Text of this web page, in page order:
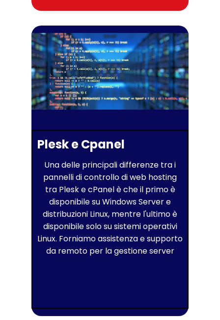
Plesk e Cpanel
Una delle principali differenze tra i
pannelli di controllo di web hosting
tra Plesk e cPanel è che il primo è
disponibile su Windows Server e
distribuzioni Linux, mentre l'ultimo è
disponibile solo su sistemi operativi
Linux. Forniamo assistenza e supporto
da remoto per la gestione server